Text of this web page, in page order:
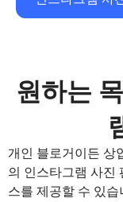
원하는
개인 블로거이든 상
의 인스타그램 사진
스를 제공할 수 있습